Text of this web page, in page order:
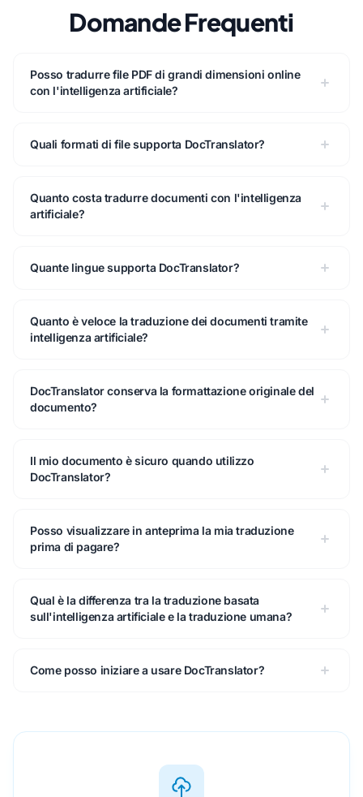
Domande Frequenti
Posso tradurre file PDF di grandi dimensioni online
con l'intelligenza artificiale?
Quali formati di file supporta DocTranslator?
Quanto costa tradurre documenti con l'intelligenza
artificiale?
Quante lingue supporta DocTranslator?
Quanto è veloce la traduzione dei documenti tramite
intelligenza artificiale?
DocTranslator conserva la formattazione originale del
documento?
Il mio documento è sicuro quando utilizzo
DocTranslator?
Posso visualizzare in anteprima la mia traduzione
prima di pagare?
Qual è la differenza tra la traduzione basata
sull'intelligenza artificiale e la traduzione umana?
Come posso iniziare a usare DocTranslator?